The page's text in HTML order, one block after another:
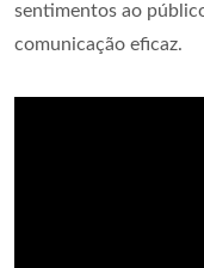
sentimentos ao
comunicação eficaz.